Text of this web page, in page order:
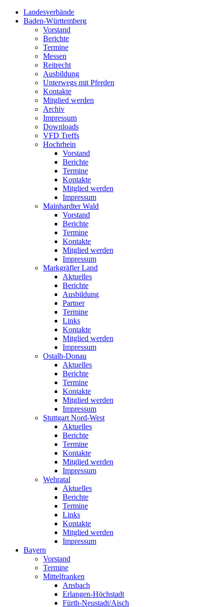
Landesverbände
Baden-Württemberg
Vorstand
Berichte
Termine
Messen
Reitrecht
Ausbildung
Unterwegs mit Pferden
Kontakte
Mitglied werden
Archiv
Impressum
Downloads
VFD Treffs
Hochrhein
Vorstand
Berichte
Termine
Kontakte
Mitglied werden
Impressum
Mainhardter Wald
Vorstand
Berichte
Termine
Kontakte
Mitglied werden
Impressum
Markgräfler Land
Aktuelles
Berichte
Ausbildung
Partner
Termine
Links
Kontakte
Mitglied werden
Impressum
Ostalb-Donau
Aktuelles
Berichte
Termine
Kontakte
Mitglied werden
Impressum
Stuttgart Nord-West
Aktuelles
Berichte
Termine
Kontakte
Mitglied werden
Impressum
Wehratal
Aktuelles
Berichte
Termine
Links
Kontakte
Mitglied werden
Impressum
Bayern
Vorstand
Termine
Mittelfranken
Ansbach
Erlangen-Höchstadt
Fürth-Neustadt/Aisch